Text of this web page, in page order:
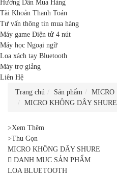
Hướng Dẫn Mua Hàng
Tài Khoản Thanh Toán
Tư vấn thông tin mua hàng
Máy game Điện tử 4 nút
Máy học Ngoại ngữ
Loa xách tay Bluetooth
Máy trợ giảng
Liên Hệ
Trang chủ
Sản phẩm
MICRO
MICRO KHÔNG DÂY SHURE
>Xem Thêm
>Thu Gọn
MICRO KHÔNG DÂY SHURE
DANH MỤC SẢN PHẨM
LOA BLUETOOTH